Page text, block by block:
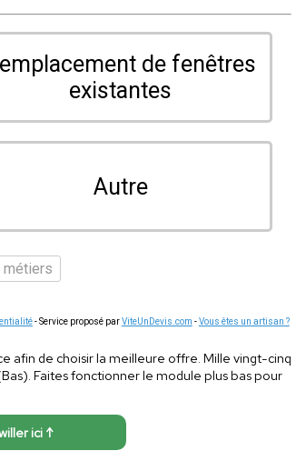
de fenêtres
existantes
Autre
- Service proposé parViteUnDevis.com -Vous êtes un artisan ?
afin de choisir la meilleure offre. Mille vingt-cinq
Faites fonctionner le module plus bas pour
ici ↑